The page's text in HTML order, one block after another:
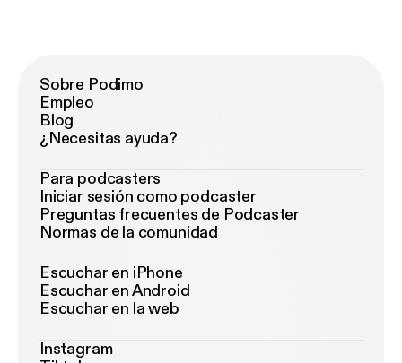
Sobre Podimo
Empleo
Blog
¿Necesitas ayuda?
Para podcasters
Iniciar sesión como podcaster
Preguntas frecuentes de Podcaster
Normas de la comunidad
Escuchar en iPhone
Escuchar en Android
Escuchar en la web
Instagram